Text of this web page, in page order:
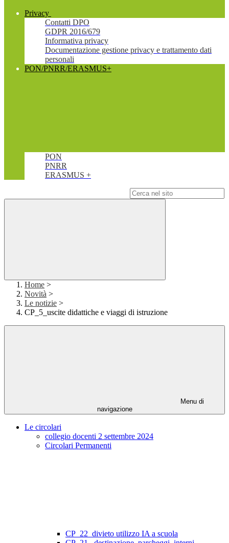
Privacy
Contatti DPO
GDPR 2016/679
Informativa privacy
Documentazione gestione privacy e trattamento dati
personali
PON/PNRR/ERASMUS+
PON
PNRR
ERASMUS +
Home >
Novità >
Le notizie >
CP_5_uscite didattiche e viaggi di istruzione
Menu di
navigazione
Le circolari
collegio docenti 2 settembre 2024
Circolari Permanenti
CP_22_divieto utilizzo IA a scuola